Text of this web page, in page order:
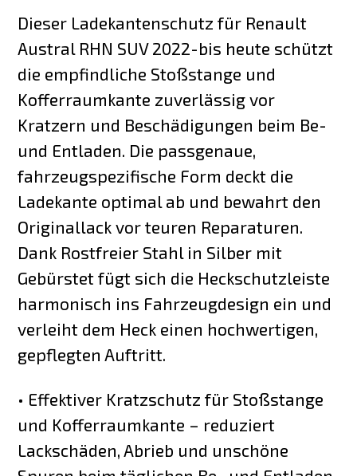
Dieser Ladekantenschutz für Renault
Austral RHN SUV 2022-bis heute schützt
die empfindliche Stoßstange und
Kofferraumkante zuverlässig vor
Kratzern und Beschädigungen beim Be-
und Entladen. Die passgenaue,
fahrzeugspezifische Form deckt die
Ladekante optimal ab und bewahrt den
Originallack vor teuren Reparaturen.
Dank Rostfreier Stahl in Silber mit
Gebürstet fügt sich die Heckschutzleiste
harmonisch ins Fahrzeugdesign ein und
verleiht dem Heck einen hochwertigen,
gepflegten Auftritt.
• Effektiver Kratzschutz für Stoßstange
und Kofferraumkante – reduziert
Lackschäden, Abrieb und unschöne